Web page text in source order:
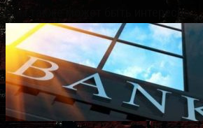
Вам также может быть интересно